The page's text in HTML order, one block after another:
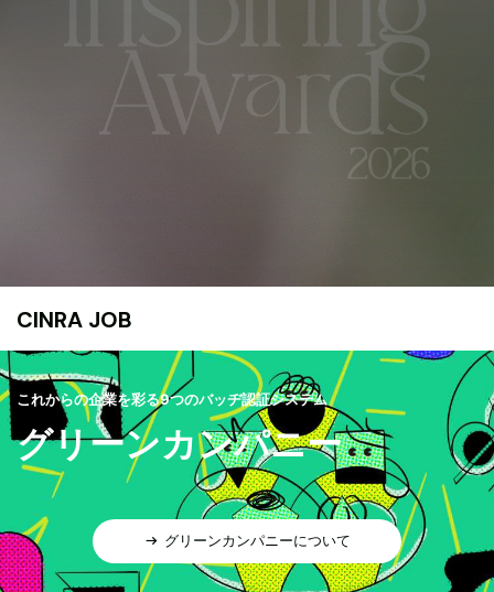
CINRA JOB
これからの企業を彩る9つのバッヂ認証システム
グリーンカンパニー
グリーンカンパニーについて